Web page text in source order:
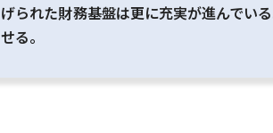
げられた財務基盤は更に充実が進んでい
せる。